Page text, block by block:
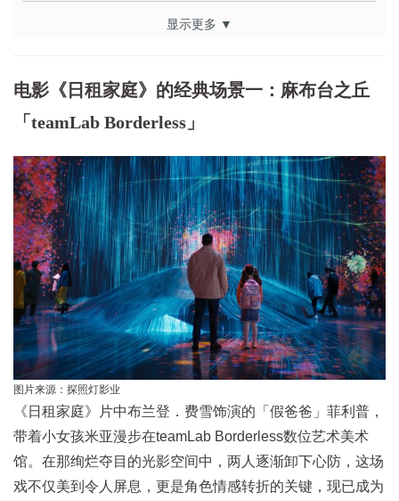
显示更多 ▼
电影《日租家庭》的经典场景一：麻布台之丘
「teamLab Borderless」
图片来源：探照灯影业
《日租家庭》片中布兰登．费雪饰演的「假爸爸」菲利普，
带着小女孩米亚漫步在teamLab Borderless数位艺术美术
馆。在那绚烂夺目的光影空间中，两人逐渐卸下心防，这场
戏不仅美到令人屏息，更是角色情感转折的关键，现已成为